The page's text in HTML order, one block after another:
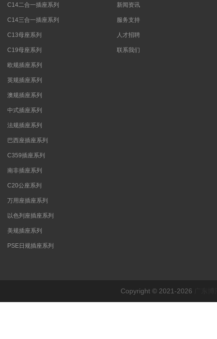
C14二合一插座系列
C14三合一插座系列
C13母座系列
C19母座系列
欧规插座系列
英规插座系列
澳规插座系列
中式插座系列
法规插座系列
巴西座插座系列
C359插座系列
南非插座系列
C20公座系列
万用座插座系列
以色列座插座系列
美规插座系列
PSE日规插座系列
新闻资讯
服务支持
人才招聘
联系我们
Copyright © 2021-2026